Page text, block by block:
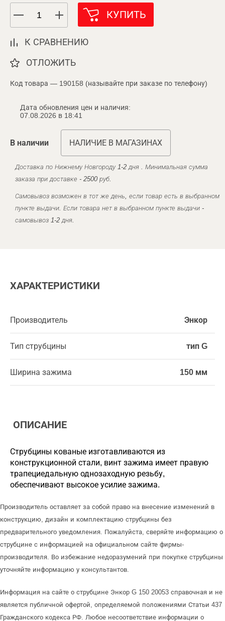
КУПИТЬ
К СРАВНЕНИЮ
ОТЛОЖИТЬ
Код товара — 190158 (называйте при заказе по телефону)
Дата обновления цен и наличия:
07.08.2026 в 18:41
В наличии НАЛИЧИЕ В МАГАЗИНАХ
Доставка по Нижнему Новгороду 1-2 дня . Минимальная сумма
заказа при доставке - 2500 руб.
Самовывоз возможен в тот же день, если товар есть в выбранном
пункте выдачи. Если товара нет в выбранном пункте выдачи -
самовывоз 1-2 дня.
ХАРАКТЕРИСТИКИ
Производитель Энкор
Тип струбцины тип G
Ширина зажима 150 мм
ОПИСАНИЕ
Струбцины кованые изготавливаются из
конструкционной стали, винт зажима имеет правую
трапециедальную однозаходную резьбу,
обеспечивают высокое усилие зажима.
Производитель оставляет за собой право на внесение изменений в
конструкцию, дизайн и комплектацию струбцины без
предварительного уведомления. Пожалуйста, сверяйте информацию о
струбцине с информацией на официальном сайте фирмы-
производителя. Во избежание недоразумений при покупке струбцины
уточняйте информацию у консультантов.
Информация на сайте о струбцине Энкор G 150 20053 справочная и не
является публичной офертой, определяемой положениями Статьи 437
Гражданского кодекса РФ. Любое несоответствие информации о